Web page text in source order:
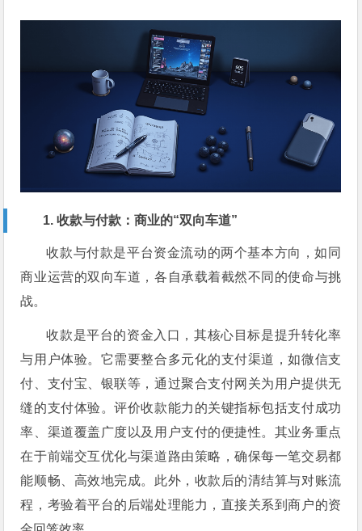
1. 收款与付款：商业的“双向车道”
收款与付款是平台资金流动的两个基本方向，如同
商业运营的双向车道，各自承载着截然不同的使命与挑
战。
收款是平台的资金入口，其核心目标是提升转化率
与用户体验。它需要整合多元化的支付渠道，如微信支
付、支付宝、银联等，通过聚合支付网关为用户提供无
缝的支付体验。评价收款能力的关键指标包括支付成功
率、渠道覆盖广度以及用户支付的便捷性。其业务重点
在于前端交互优化与渠道路由策略，确保每一笔交易都
能顺畅、高效地完成。此外，收款后的清结算与对账流
程，考验着平台的后端处理能力，直接关系到商户的资